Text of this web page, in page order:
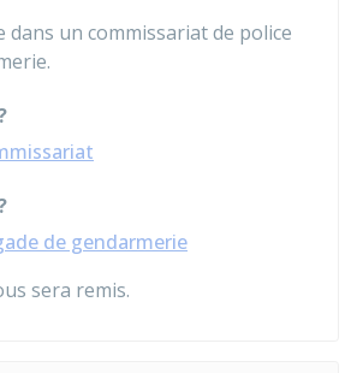
dans un commissariat de police
de gendarmerie
sera remis.